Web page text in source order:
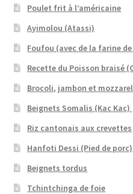
Poulet frit à l’américaine
Ayimolou (Atassi)
Foufou (avec de la farine
Recette du Poisson braisé
Brocoli, jambon et
Beignets Somalis (Kac Kac)
Riz cantonais aux crevettes
Hanfoti Dessi (Pied de porc)
Beignets tordus
Tchintchinga de foie